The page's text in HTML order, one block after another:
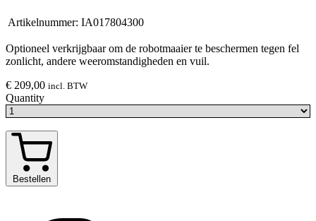
Artikelnummer: IA017804300
Optioneel verkrijgbaar om de robotmaaier te beschermen tegen fel
zonlicht, andere weeromstandigheden en vuil.
€ 209,00 incl. BTW
Quantity
Bestellen